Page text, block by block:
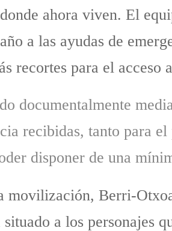
ahora viven. El
a las ayudas de
recortes para el
documentalmente
recibidas, tanto para
disponer de una
movilización, Berri-
a los personajes